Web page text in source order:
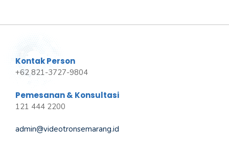
Kontak Person
+62 821-3727-9804
Pemesanan & Konsultasi
121 444 2200
admin@videotronsemarang.id